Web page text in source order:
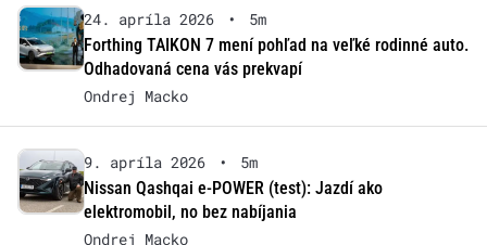
24. apríla 2026 •
5m
Forthing TAIKON 7 mení pohľad na veľké rodinné auto.
Odhadovaná cena vás prekvapí
Ondrej Macko
9. apríla 2026 •
5m
Nissan Qashqai e-POWER (test): Jazdí ako
elektromobil, no bez nabíjania
Ondrej Macko